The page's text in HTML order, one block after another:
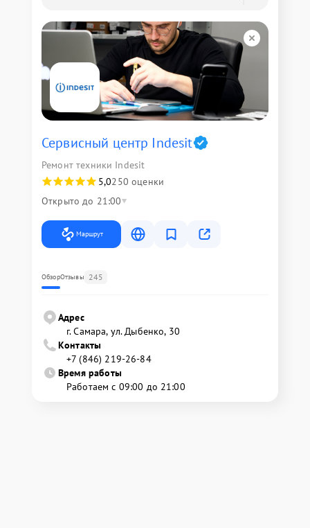
Сервисный центр Indesit
Ремонт техники Indesit
5,0250 оценки
Открыто до 21:00
Маршрут
ОбзорОтзывы 245
Адрес
г. Самара, ул. Дыбенко, 30
Контакты
+7 (846) 219-26-84
Время работы
Работаем с 09:00 до 21:00